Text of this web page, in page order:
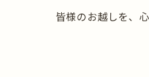
皆様のお越しを、